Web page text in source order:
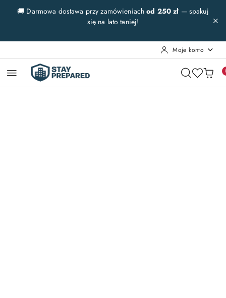
Przejdź do treści głównej
Przejdź do wyszukiwarki
Przejdź do moje konto
Przejdź do menu głównego
Przejdź do opisu produktu
Przejdź do stopki
🚚 Darmowa dostawa przy zamówieniachod 250 zł— spakuj
się na lato taniej!
Moje konto